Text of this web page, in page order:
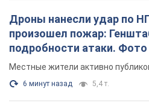
Дроны нанесли удар по
произошел пожар:
подробности атаки. Фото
Местные жители активно
6 минут назад 5,4 т.